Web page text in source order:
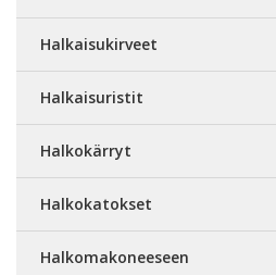
Halkaisukirveet
Halkaisuristit
Halkokärryt
Halkokatokset
Halkomakoneeseen